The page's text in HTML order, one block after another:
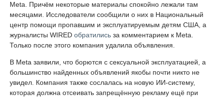
Meta. Причём некоторые материалы спокойно лежали там
месяцами. Исследователи сообщили о них в Национальный
центр помощи пропавшим и эксплуатируемым детям США, а
журналисты WIRED обратились за комментарием к Meta.
Только после этого компания удалила объявления.
В Meta заявили, что борются с сексуальной эксплуатацией, а
большинство найденных объявлений якобы почти никто не
увидел. Компания также сослалась на новую ИИ-систему,
которая должна отсеивать запрещённую рекламу ещё при